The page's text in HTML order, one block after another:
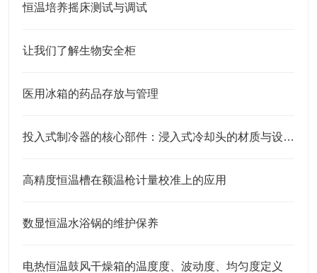
恒温培养摇床测试与调试
让我们了解生物安全柜
医用冰箱的药品存放与管理
投入式制冷器的核心部件：浸入式冷却头的材质与设计特点
高精度恒温槽在额温枪计量校准上的应用
数显恒温水浴锅的维护保养
电热恒温鼓风干燥箱的温度度、波动度、均匀度定义